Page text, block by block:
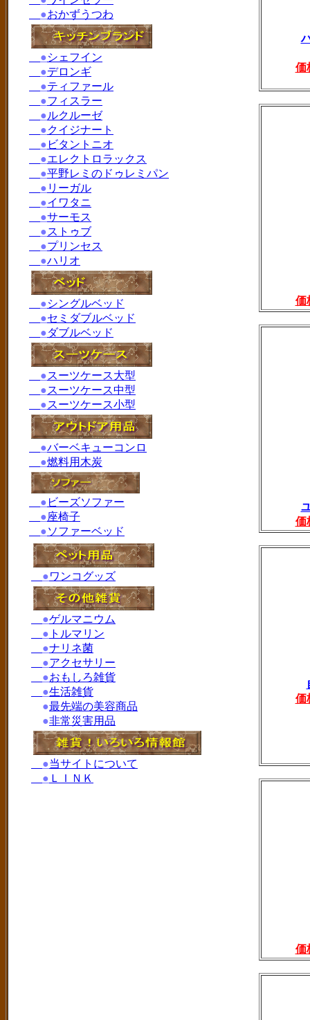
価
価
価
価
価
●おかずうつわ
●シェフイン
●デロンギ
●ティファール
●フィスラー
●ルクルーゼ
●クイジナート
● ビタントニオ
●エレクトロラックス
●平野レミのドゥレミパン
● リーガル
●イワタニ
●サーモス
●ストゥブ
●プリンセス
●ハリオ
●シングルベッド
●セミダブルベッド
●ダブルベッド
●スーツケース大型
●スーツケース中型
●スーツケース小型
●バーベキューコンロ
●燃料用木炭
● ビーズソファー
●座椅子
●ソファーベッド
●ワンコグッズ
●ゲルマニウム
● トルマリン
●ナリネ菌
●アクセサリー
●おもしろ雑貨
●生活雑貨
●最先端の美容商品
●非常災害用品
●当サイトについて
● ＬＩＮＫ